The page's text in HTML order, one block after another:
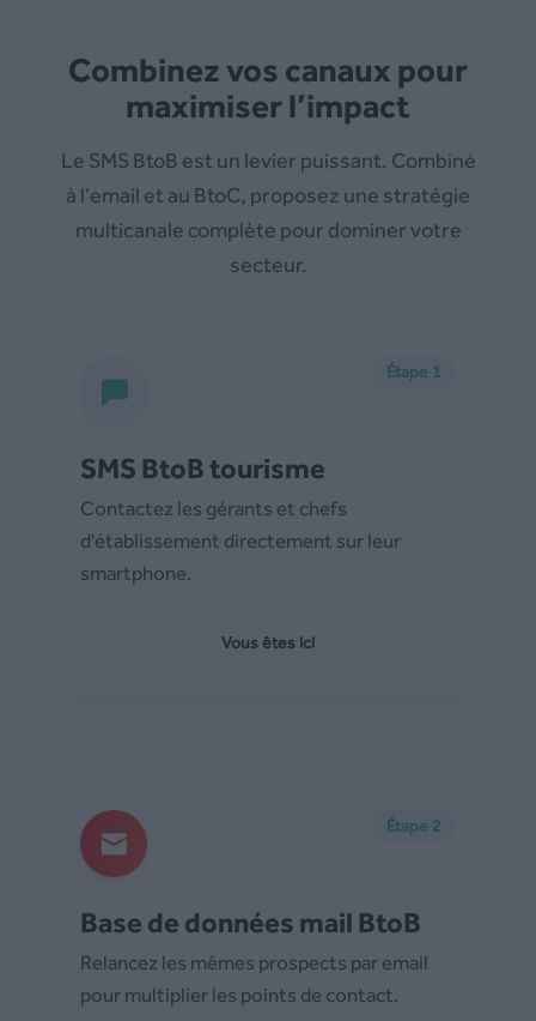
Combinez vos canaux pour
maximiser l’impact
Le SMS BtoB est un levier puissant. Combiné
à l’email et au BtoC, proposez une stratégie
multicanale complète pour dominer votre
secteur.
Étape 1
SMS BtoB tourisme
Contactez les gérants et chefs
d'établissement directement sur leur
smartphone.
Vous êtes ici
Étape 2
Base de données mail BtoB
Relancez les mêmes prospects par email
pour multiplier les points de contact.